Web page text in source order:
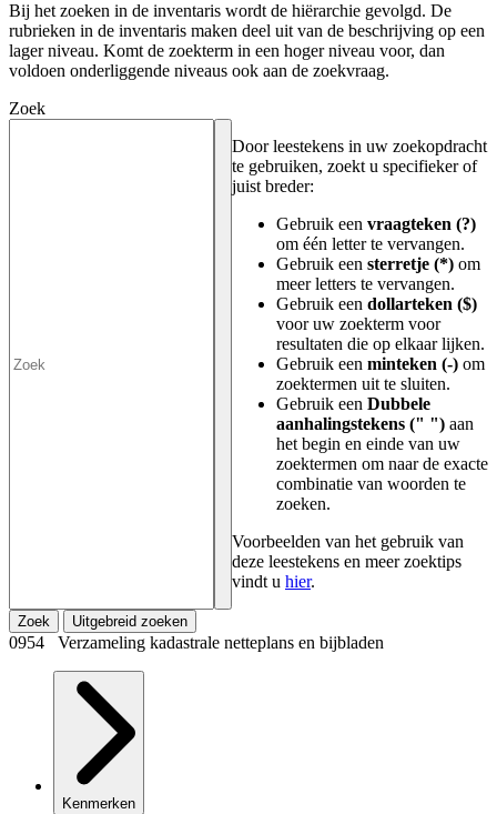
Bij het zoeken in de inventaris wordt de hiërarchie gevolgd. De
rubrieken in de inventaris maken deel uit van de beschrijving op een
lager niveau. Komt de zoekterm in een hoger niveau voor, dan
voldoen onderliggende niveaus ook aan de zoekvraag.
Zoek
Door leestekens in uw zoekopdracht
te gebruiken, zoekt u specifieker of
juist breder:
Gebruik een vraagteken (?)
om één letter te vervangen.
Gebruik een sterretje (*) om
meer letters te vervangen.
Gebruik een dollarteken ($)
voor uw zoekterm voor
resultaten die op elkaar lijken.
Gebruik een minteken (-) om
zoektermen uit te sluiten.
Gebruik een Dubbele
aanhalingstekens (" ") aan
het begin en einde van uw
zoektermen om naar de exacte
combinatie van woorden te
zoeken.
Voorbeelden van het gebruik van
deze leestekens en meer zoektips
vindt u hier.
Zoek Uitgebreid zoeken
0954 Verzameling kadastrale netteplans en bijbladen
Kenmerken